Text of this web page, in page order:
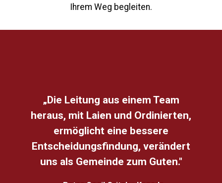
Ihrem Weg begleiten.
„Die Leitung aus einem Team
heraus, mit Laien und Ordinierten,
ermöglicht eine bessere
Entscheidungsfindung, verändert
uns als Gemeinde zum Guten."